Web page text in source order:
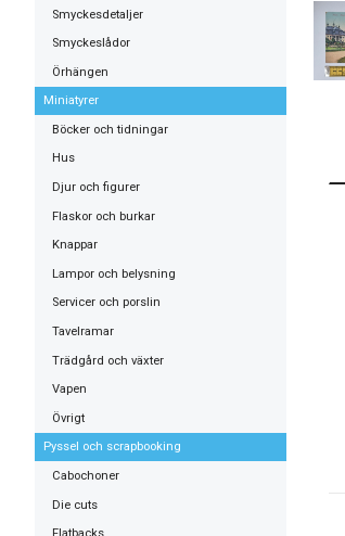
Smyckesdetaljer
Smyckeslådor
Örhängen
Miniatyrer
Böcker och tidningar
Hus
Djur och figurer
Flaskor och burkar
Knappar
Lampor och belysning
Servicer och porslin
Tavelramar
Trädgård och växter
Vapen
Övrigt
Pyssel och scrapbooking
Cabochoner
Die cuts